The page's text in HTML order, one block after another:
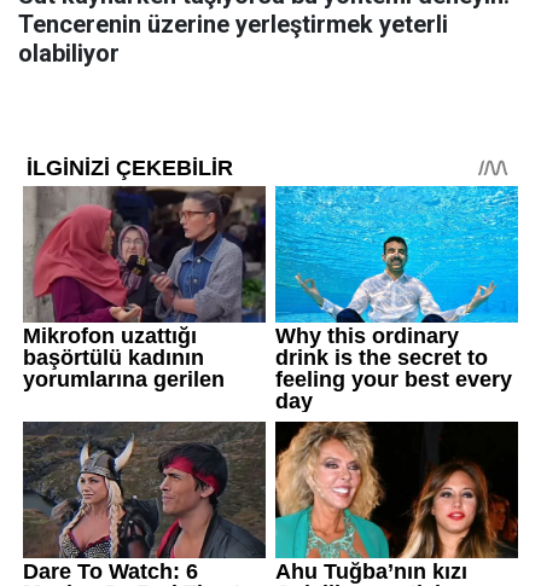
Tencerenin üzerine yerleştirmek yeterli
olabiliyor